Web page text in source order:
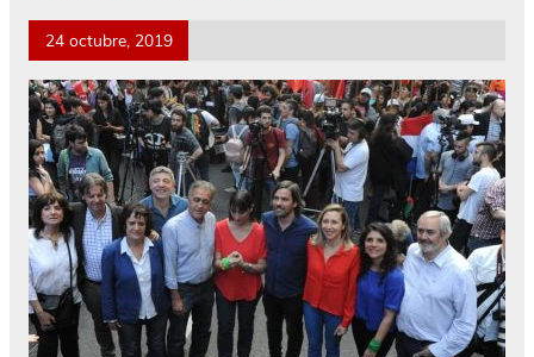
24 octubre, 2019